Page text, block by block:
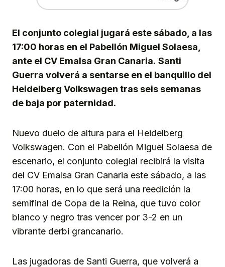
El conjunto colegial jugará este sábado, a las
17:00 horas en el Pabellón Miguel Solaesa,
ante el CV Emalsa Gran Canaria. Santi
Guerra volverá a sentarse en el banquillo del
Heidelberg Volkswagen tras seis semanas
de baja por paternidad.
Nuevo duelo de altura para el Heidelberg
Volkswagen. Con el Pabellón Miguel Solaesa de
escenario, el conjunto colegial recibirá la visita
del CV Emalsa Gran Canaria este sábado, a las
17:00 horas, en lo que será una reedición la
semifinal de Copa de la Reina, que tuvo color
blanco y negro tras vencer por 3-2 en un
vibrante derbi grancanario.
Las jugadoras de Santi Guerra, que volverá a